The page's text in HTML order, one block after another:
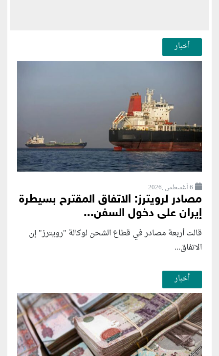
أخبار
6 أغسطس ,2026
مصادر لرويترز: الاتفاق المقترح بسيطرة
إيران على دخول السفن...
قالت أربعة مصادر في قطاع الشحن لوكالة "رويترز" إن
الاتفاق...
أخبار